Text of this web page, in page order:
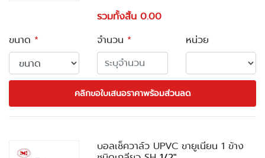
รวมทั้งสิ้น 0.00
ขนาด * จำนวน * หน่วย
คลิกขอใบเสนอราคาพร้อมส่วนลด
บอลเช็ควาล์ว UPVC ขายูเนียน 1 ข้าง